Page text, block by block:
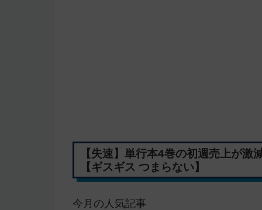
【失速】単行本4巻の初週売上が
【ギスギス つまらない】
今月の人気記事